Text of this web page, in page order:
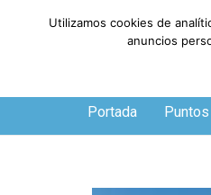
Viernes, 7 de agosto
Portada
Utilizamos cookies de
anuncios